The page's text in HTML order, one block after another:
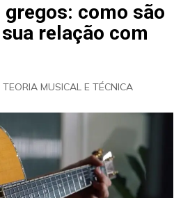
gregos: como são
relação com
TEORIA MUSICAL E TÉCNICA